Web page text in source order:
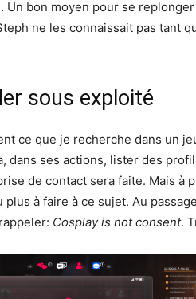
Un bon moyen pour se replonger
ne les connaissait pas tant
sous exploité
ce que je recherche dans un
dans ses actions, lister des
de contact sera faite. Mais à
plus à faire à ce sujet. Au
Cosplay is not consent.